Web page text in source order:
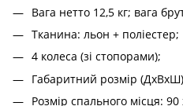
Вага нетто 12,5 кг; вага
Тканина: льон + поліестер;
4 колеса (зі стопорами);
Габаритний розмір
Розмір спального місця: 90